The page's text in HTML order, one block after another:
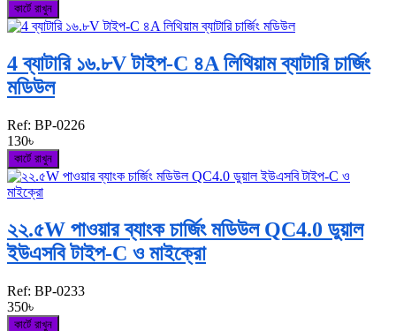
কার্টে রাখুন
4 ব্যাটারি ১৬.৮V টাইপ-C ৪A লিথিয়াম ব্যাটারি চার্জিং
মডিউল
Ref: BP-0226
130৳
কার্টে রাখুন
২২.৫W পাওয়ার ব্যাংক চার্জিং মডিউল QC4.0 ডুয়াল
ইউএসবি টাইপ-C ও মাইক্রো
Ref: BP-0233
350৳
কার্টে রাখুন